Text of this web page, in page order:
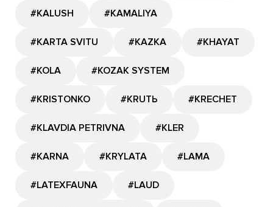
#KALUSH #KAMALIYA
#KARTA SVITU #KAZKA #KHAYAT
#KOLA #KOZAK SYSTEM
#KRISTONKO #KRUTЬ #KRECHET
#KLAVDIA PETRIVNA #KLER
#KARNA #KRYLATA #LAMA
#LATEXFAUNA #LAUD